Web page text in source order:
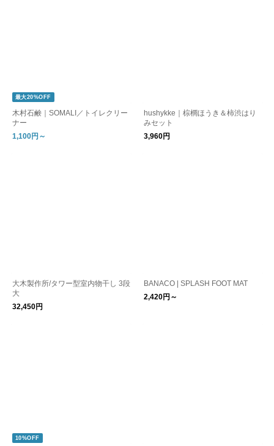
最大20%OFF
木村石鹸｜SOMALI／トイレクリー
ナー
1,100円～
hushykke｜棕櫚ほうき＆柿渋はり
みセット
3,960円
大木製作所/タワー型室内物干し 3段
大
32,450円
BANACO | SPLASH FOOT MAT
2,420円～
10%OFF